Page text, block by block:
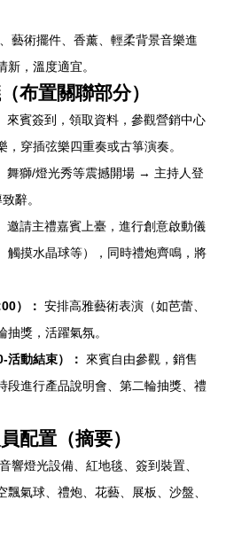
藝術擺件、香薰、輕柔背景音樂進
，溫度適宜。
布置關聯部分）
來賓簽到，領取資料，參觀營銷中心
穿插弦樂四重奏或古箏演奏。
舞獅/燈光秀等震撼開場 → 主持人登
辭。
邀請主禮嘉賓上臺，進行創意啟動儀
觸摸水晶球等），同時禮炮齊鳴，將
）： 安排高雅藝術表演（如芭蕾、
獎，活躍氣氛。
活動結束）：
來賓自由參觀，銷售
段進行產品說明會、第二輪抽獎、禮
配置（摘要）
響燈光設備、紅地毯、簽到裝置、
氣球、禮炮、花藝、展板、沙盤、